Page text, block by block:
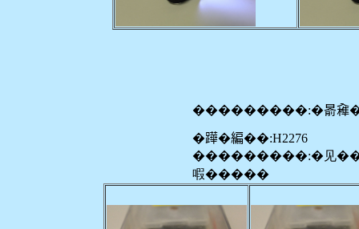
�𨅯�編��:H2276
���������:�见
㗇�����